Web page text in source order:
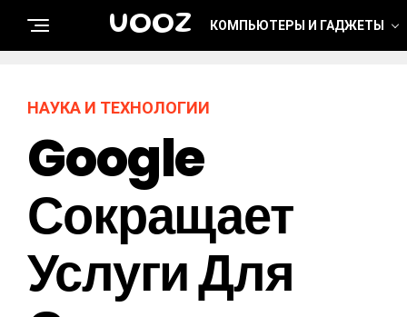
UOOZ КОМПЬЮТЕРЫ И ГАДЖЕТЫ
НАУКА И ТЕХНОЛОГИИ
Google
Сокращает
Услуги Для